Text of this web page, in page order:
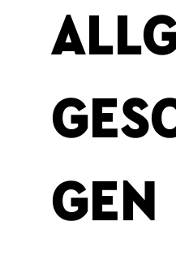
GEN